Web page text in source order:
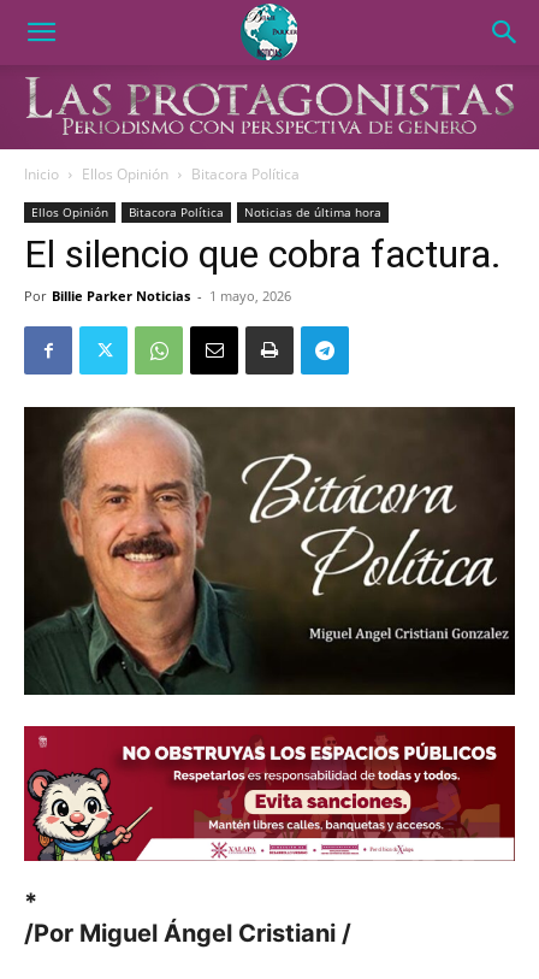
Inicio Ellos Opinión Bitacora Política
Ellos Opinión Bitacora Política Noticias de última hora
El silencio que cobra factura.
Por Billie Parker Noticias - 1 mayo, 2026
*
/Por Miguel Ángel Cristiani /